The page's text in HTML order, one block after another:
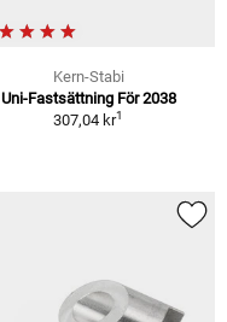
Kern-Stabi
Uni-Fastsättning För 2038
307,04 kr1